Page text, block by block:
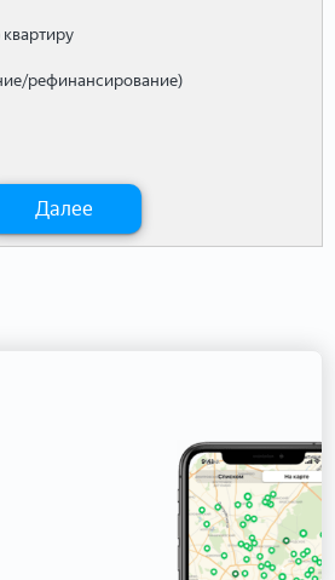
рефинансирование)
Далее